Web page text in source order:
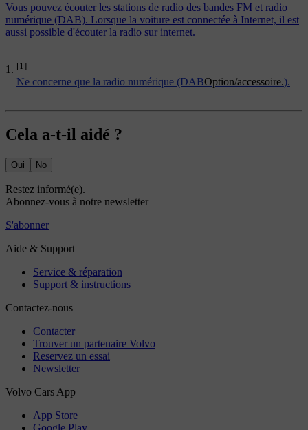
[1]
Ne concerne que la radio numérique (DABOption/accessoire.).
Vous pouvez écouter les stations de radio des bandes FM et radio
numérique (DAB). Lorsque la voiture est connectée à Internet, il est
aussi possible d'écouter la radio sur internet.
Cela a-t-il aidé ?
Oui No